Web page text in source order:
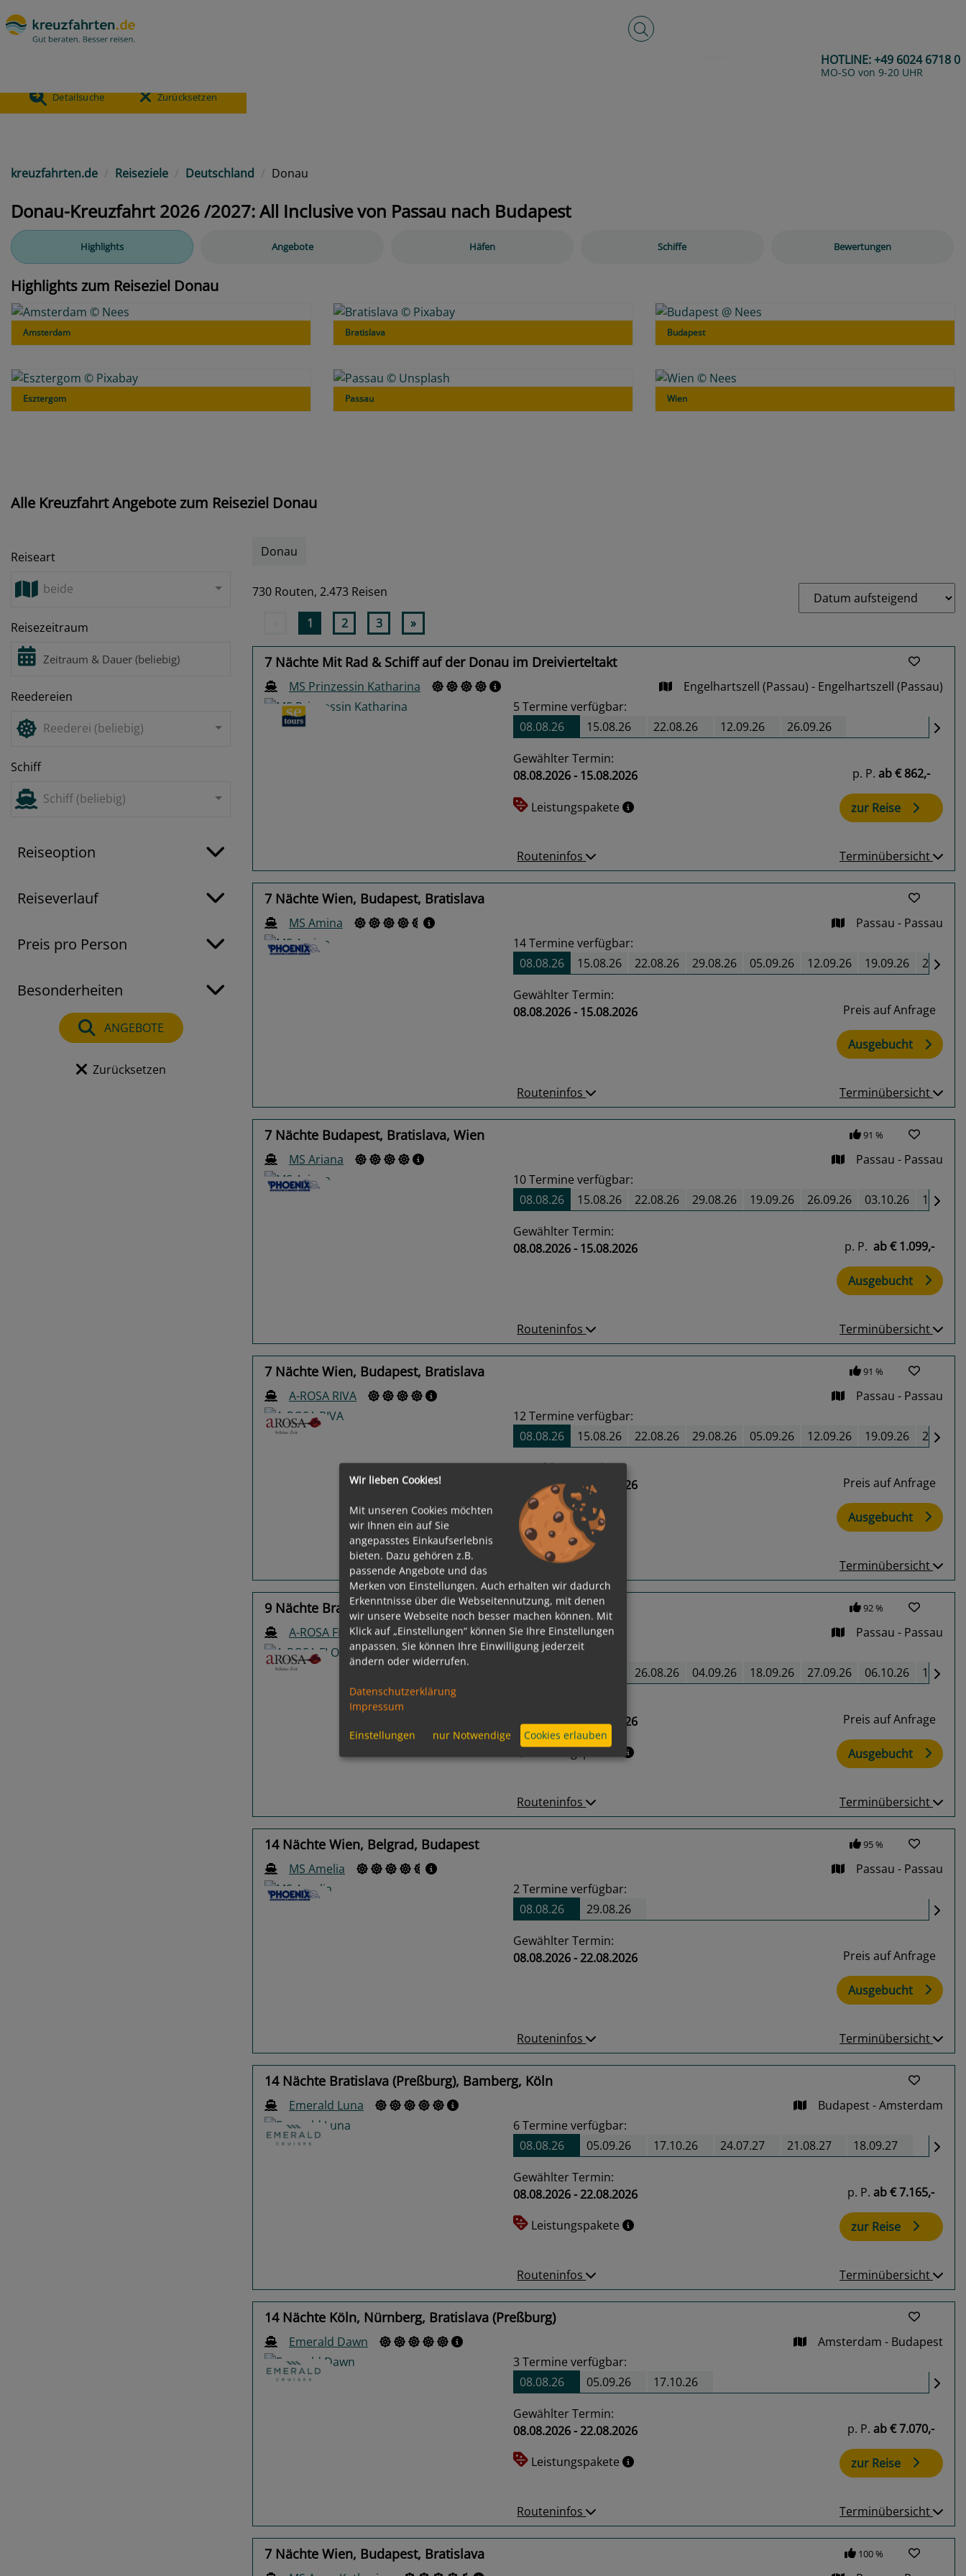
Volltextsuche
HOTLINE:+49 6024 6718 0
MO-SO von 9-20 UHR
Reiseziel (beliebig)
Detailsuche Zurücksetzen
kreuzfahrten.de Reiseziele Deutschland Donau
Donau-Kreuzfahrt 2026 /2027: All Inclusive von Passau nach Budapest
Highlights Angebote Häfen Schiffe Bewertungen
Highlights zum Reiseziel Donau
Amsterdam Bratislava Budapest
Esztergom Passau Wien
Alle Kreuzfahrt Angebote zum Reiseziel Donau
Reiseart
beide
Reisezeitraum
Reedereien
Reederei (beliebig)
Schiff
Schiff (beliebig)
Reiseoption
Reiseverlauf
Preis pro Person
Besonderheiten
ANGEBOTE
Zurücksetzen
Donau
730 Routen, 2.473 Reisen
1 2 3 »
7 Nächte Mit Rad & Schiff auf der Donau im Dreivierteltakt
MS Prinzessin Katharina Engelhartszell (Passau) - Engelhartszell (Passau)
5Termine verfügbar:
08.08.26
15.08.26 22.08.26 12.09.26 26.09.26
Gewählter Termin:
08.08.2026 - 15.08.2026
Leistungspakete
p. P. ab€ 862,-
zur Reise
Routeninfos Terminübersicht
7 Nächte Wien, Budapest, Bratislava
MS Amina Passau - Passau
14Termine verfügbar:
08.08.26
15.08.26 22.08.26 29.08.26 05.09.26 12.09.26 19.09.26
Gewählter Termin:
08.08.2026 - 15.08.2026
Preis auf Anfrage
Ausgebucht
Routeninfos Terminübersicht
7 Nächte Budapest, Bratislava, Wien 91 %
MS Ariana Passau - Passau
10Termine verfügbar:
08.08.26
15.08.26 22.08.26 29.08.26 19.09.26 26.09.26 03.10.26
Gewählter Termin:
08.08.2026 - 15.08.2026
p. P. ab€ 1.099,-
Ausgebucht
Routeninfos Terminübersicht
7 Nächte Wien, Budapest, Bratislava 91 %
A-ROSA RIVA Passau - Passau
12Termine verfügbar:
08.08.26
15.08.26 22.08.26 29.08.26 05.09.26 12.09.26 19.09.26
Gewählter Termin:
08.08.2026 - 15.08.2026
Preis auf Anfrage
Ausgebucht
Routeninfos Terminübersicht
9 Nächte Bratislava, Budapest, Wien 92 %
A-ROSA FLORA Passau - Passau
Next
8Termine verfügbar:
26.08.26 04.09.26 18.09.26 27.09.26 06.10.26
08.08.2026 - 17.08.2026
Leistungspakete
Preis auf Anfrage
Ausgebucht
Routeninfos Terminübersicht
14 Nächte Wien, Belgrad, Budapest 95 %
MS Amelia Passau - Passau
2Termine verfügbar:
08.08.26
29.08.26
Gewählter Termin:
08.08.2026 - 22.08.2026
Preis auf Anfrage
Ausgebucht
Routeninfos Terminübersicht
14 Nächte Bratislava (Preßburg), Bamberg, Köln
Emerald Luna Budapest - Amsterdam
6Termine verfügbar:
08.08.26
05.09.26 17.10.26 24.07.27 21.08.27 18.09.27
Gewählter Termin:
08.08.2026 - 22.08.2026
Leistungspakete
p. P. ab€ 7.165,-
zur Reise
Routeninfos Terminübersicht
14 Nächte Köln, Nürnberg, Bratislava (Preßburg)
Emerald Dawn Amsterdam - Budapest
3Termine verfügbar:
08.08.26
05.09.26 17.10.26
Gewählter Termin:
08.08.2026 - 22.08.2026
Leistungspakete
p. P. ab€ 7.070,-
zur Reise
Routeninfos Terminübersicht
7 Nächte Wien, Budapest, Bratislava 100 %
Wir lieben Cookies!
Mit unseren Cookies möchten
wir Ihnen ein auf Sie
angepasstes Einkaufserlebnis
bieten. Dazu gehören z.B.
passende Angebote und das
Merken von Einstellungen. Auch erhalten wir dadurch
Erkenntnisse über die Webseitennutzung, mit denen
wir unsere Webseite noch besser machen können. Mit
Klick auf „Einstellungen“ können Sie Ihre Einstellungen
anpassen. Sie können Ihre Einwilligung jederzeit
ändern oder widerrufen.
Datenschutzerklärung
Impressum
Einstellungen nur Notwendige Cookies erlauben